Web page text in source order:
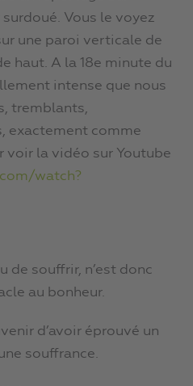
Vous le voyez
une paroi verticale de
haut. A la 18e minute du
intense que nous
tremblants,
exactement comme
voir la vidéo sur Youtube
watch?
de souffrir, n’est donc
au bonheur.
d’avoir éprouvé un
souffrance.